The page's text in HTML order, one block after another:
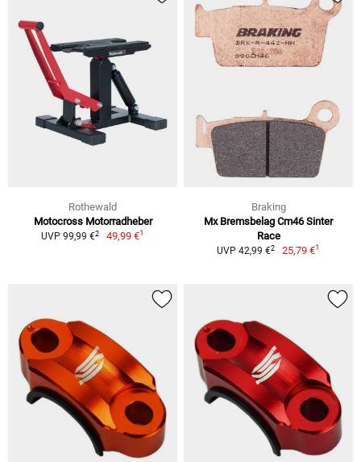
Rothewald
Motocross Motorradheber
UVP 99,99 €2 49,99 €1
Braking
Mx Bremsbelag Cm46 Sinter
Race
UVP 42,99 €2 25,79 €1